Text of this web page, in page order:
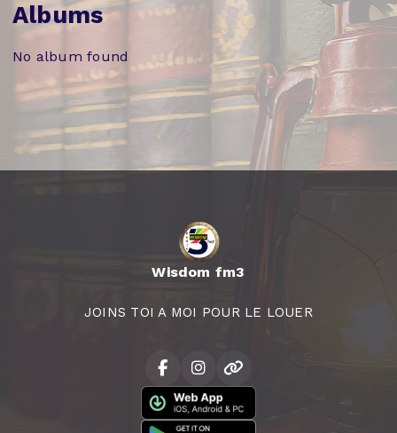
Albums
No album found
Wisdom fm3
JOINS TOI A MOI POUR LE LOUER